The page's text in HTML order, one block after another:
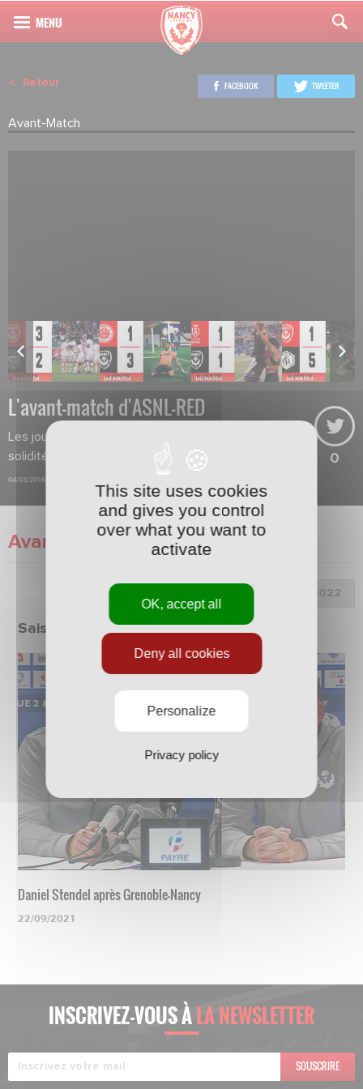
Retour
Avant-Match
FACEBOOK TWEETER
L'avant-match d'ASNL-RED
Les joueurs veulent retrouver leur
solidité.
04/03/2016
0
Avant-Match
Choix de la saison :
Saison 2021/2022
Daniel Stendel après Grenoble-Nancy
22/09/2021
INSCRIVEZ-VOUS ÀLA NEWSLETTER
SOUSCRIRE
This site uses cookies
and gives you control
over what you want to
activate
OK, accept all
Deny all cookies
Personalize
Privacy policy